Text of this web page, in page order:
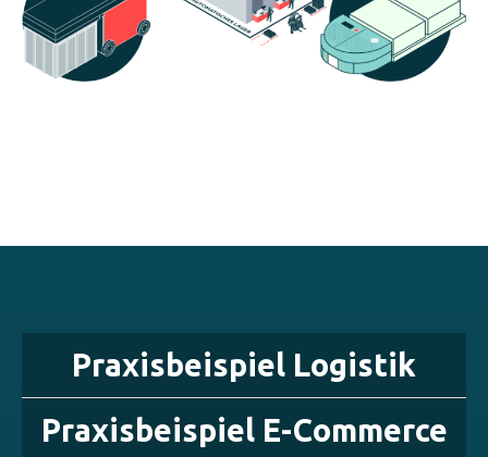
Praxisbeispiel Logistik
Praxisbeispiel E-Commerce